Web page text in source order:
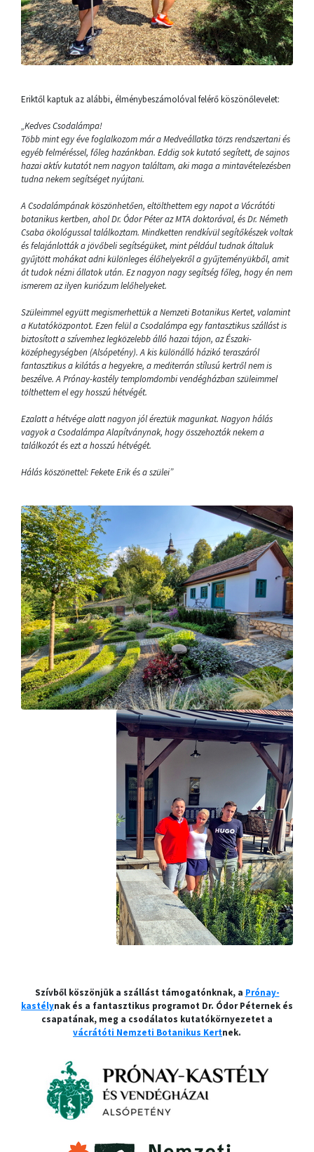
Eriktől kaptuk az alábbi, élménybeszámolóval felérő köszönőlevelet:
„Kedves Csodalámpa!
Több mint egy éve foglalkozom már a Medveállatka törzs rendszertani és
egyéb felméréssel, főleg hazánkban. Eddig sok kutató segített, de sajnos
hazai aktív kutatót nem nagyon találtam, aki maga a mintavételezésben
tudna nekem segítséget nyújtani.
A Csodalámpának köszönhetően, eltölthettem egy napot a Vácrátóti
botanikus kertben, ahol Dr. Ódor Péter az MTA doktorával, és Dr. Németh
Csaba ökológussal találkoztam. Mindketten rendkívül segítőkészek voltak
és felajánlották a jövőbeli segítségüket, mint például tudnak általuk
gyűjtött mohákat adni különleges élőhelyekről a gyűjteményükből, amit
át tudok nézni állatok után. Ez nagyon nagy segítség főleg, hogy én nem
ismerem az ilyen kuriózum lelőhelyeket.
Szüleimmel együtt megismerhettük a Nemzeti Botanikus Kertet, valamint
a Kutatóközpontot. Ezen felül a Csodalámpa egy fantasztikus szállást is
biztosított a szívemhez legközelebb álló hazai tájon, az Északi-
középhegységben (Alsópetény). A kis különálló házikó teraszáról
fantasztikus a kilátás a hegyekre, a mediterrán stílusú kertről nem is
beszélve. A Prónay-kastély templomdombi vendégházban szüleimmel
tölthettem el egy hosszú hétvégét.
Ezalatt a hétvége alatt nagyon jól éreztük magunkat. Nagyon hálás
vagyok a Csodalámpa Alapítványnak, hogy összehozták nekem a
találkozót és ezt a hosszú hétvégét.
Hálás köszönettel: Fekete Erik és a szülei”
Szívből köszönjük a szállást támogatónknak, a Prónay-
kastélynak és a fantasztikus programot Dr. Ódor Péternek és
csapatának, meg a csodálatos kutatókörnyezetet a
vácrátóti Nemzeti Botanikus Kertnek.